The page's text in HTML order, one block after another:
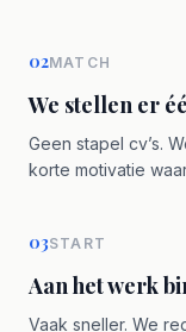
02MATCH
We stellen er
Geen stapel cv’s.
korte motivatie
03START
Aan het werk
Vaak sneller. We